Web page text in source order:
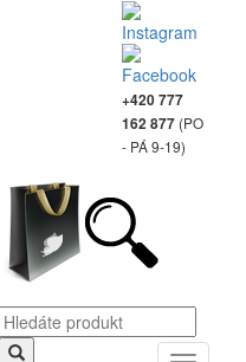
+420 777
162 877 (PO
- PÁ 9-19)